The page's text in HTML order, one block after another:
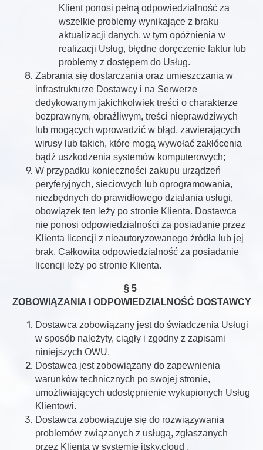
Klient ponosi pełną odpowiedzialność za
wszelkie problemy wynikające z braku
aktualizacji danych, w tym opóźnienia w
realizacji Usług, błędne doręczenie faktur lub
problemy z dostępem do Usług.
Zabrania się dostarczania oraz umieszczania w
infrastrukturze Dostawcy i na Serwerze
dedykowanym jakichkolwiek treści o charakterze
bezprawnym, obraźliwym, treści nieprawdziwych
lub mogących wprowadzić w błąd, zawierających
wirusy lub takich, które mogą wywołać zakłócenia
bądź uszkodzenia systemów komputerowych;
W przypadku konieczności zakupu urządzeń
peryferyjnych, sieciowych lub oprogramowania,
niezbędnych do prawidłowego działania usługi,
obowiązek ten leży po stronie Klienta. Dostawca
nie ponosi odpowiedzialności za posiadanie przez
Klienta licencji z nieautoryzowanego źródła lub jej
brak. Całkowita odpowiedzialność za posiadanie
licencji leży po stronie Klienta.
§ 5
ZOBOWIĄZANIA I ODPOWIEDZIALNOŚĆ DOSTAWCY
Dostawca zobowiązany jest do świadczenia Usługi
w sposób należyty, ciągły i zgodny z zapisami
niniejszych OWU.
Dostawca jest zobowiązany do zapewnienia
warunków technicznych po swojej stronie,
umożliwiających udostępnienie wykupionych Usług
Klientowi.
Dostawca zobowiązuje się do rozwiązywania
problemów związanych z usługą, zgłaszanych
przez Klienta w systemie itsky.cloud .